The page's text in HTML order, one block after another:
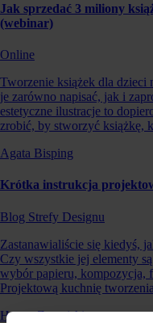
Jak sprzedać 3 miliony
(webinar)
Online
Tworzenie książek dla dzieci
je zarówno napisać, jak i
estetyczne ilustracje to
zrobić, by stworzyć książkę,
Agata Bisping
Krótka instrukcja
Blog Strefy Designu
Zastanawialiście się kiedyś,
Czy wszystkie jej elementy
wybór papieru, kompozycja,
Projektową kuchnię
Honza Zamojski